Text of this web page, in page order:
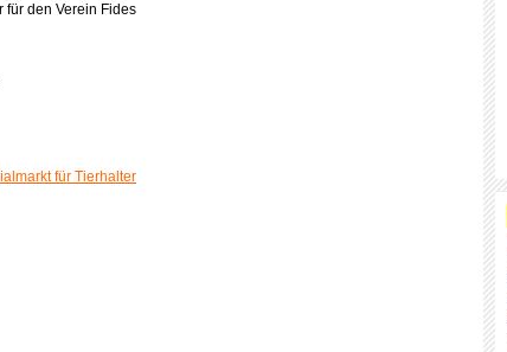
für den Verein Fides
für Tierhalter